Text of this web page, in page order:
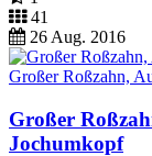
41
26 Aug. 2016
Großer Roßzahn,
Großer
Jochumkopf